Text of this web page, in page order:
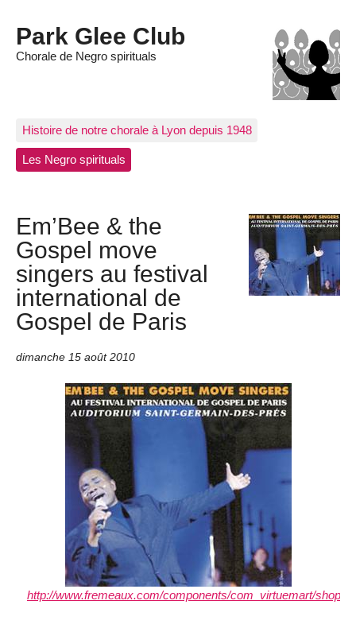
Park Glee Club
Chorale de Negro spirituals
Histoire de notre chorale à Lyon depuis 1948
Les Negro spirituals
Em’Bee & the
Gospel move
singers au festival
international de
Gospel de Paris
dimanche 15 août 2010
http://www.fremeaux.com/components/com_virtuemart/